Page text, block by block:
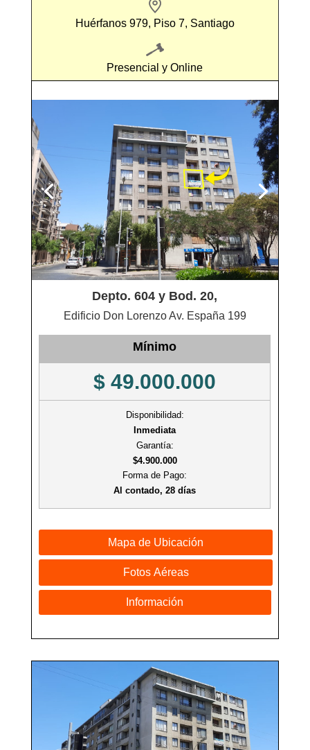
Huérfanos 979, Piso 7, Santiago
Presencial y Online
Depto. 604 y Bod. 20,
Edificio Don Lorenzo Av. España 199
Mínimo
$ 49.000.000
Disponibilidad:
Inmediata
Garantía:
$4.900.000
Forma de Pago:
Al contado, 28 días
Mapa de Ubicación
Fotos Aéreas
Información